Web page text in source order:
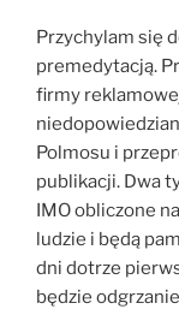
Przychylam się
premedytacją.
firmy
Polmosu i
publikacji. Dwa
IMO obliczone
ludzie i będą
dni dotrze
będzie